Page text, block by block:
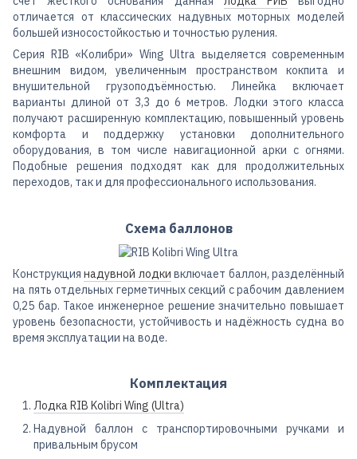
отличается от классических надувных моторных моделей
большей износостойкостью и точностью руления.
Серия RIB «Колибри» Wing Ultra выделяется современным
внешним видом, увеличенным пространством кокпита и
внушительной грузоподъёмностью. Линейка включает
варианты длиной от 3,3 до 6 метров. Лодки этого класса
получают расширенную комплектацию, повышенный уровень
комфорта и поддержку установки дополнительного
оборудования, в том числе навигационной арки с огнями.
Подобные решения подходят как для продолжительных
переходов, так и для профессионального использования.
Схема баллонов
Конструкциянадувной лодки включает баллон, разделённый
на пять отдельных герметичных секций с рабочим давлением
0,25 бар. Такое инженерное решение значительно повышает
уровень безопасности, устойчивость и надёжность судна во
время эксплуатации на воде.
Комплектация
Лодка RIB Kolibri Wing (Ultra)
Надувной баллон с транспортировочными ручками и
привальным брусом